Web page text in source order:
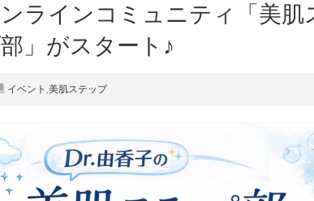
ラインコミュニティ「美肌
」がスタート♪
イベント ,美肌ステップ